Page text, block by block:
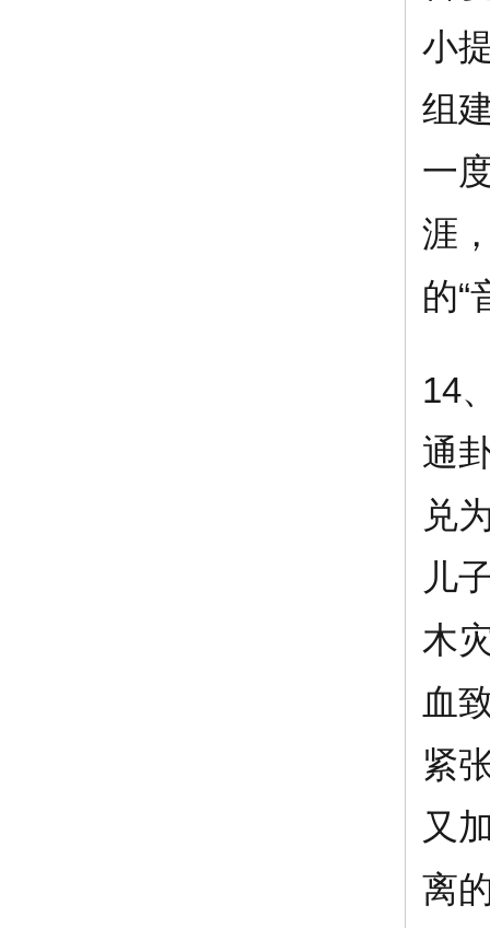
小
组
一
涯
的“
14
通
兑
儿
木
血
紧
又
离